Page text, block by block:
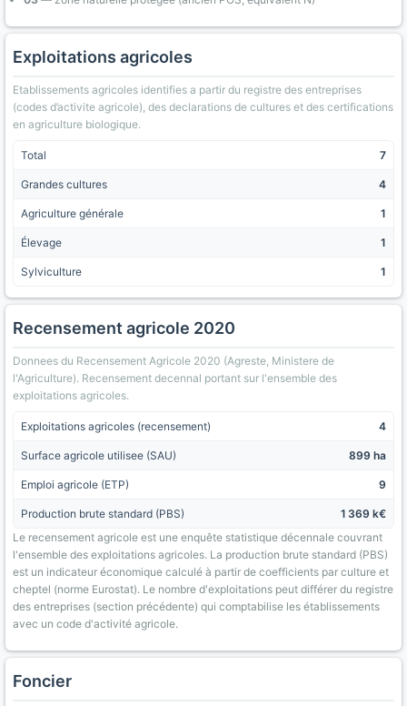
Exploitations agricoles
Etablissements agricoles identifies a partir du registre des entreprises
(codes d’activite agricole), des declarations de cultures et des certifications
en agriculture biologique.
Total 7
Grandes cultures 4
Agriculture générale 1
Élevage 1
Sylviculture 1
Recensement agricole 2020
Donnees du Recensement Agricole 2020 (Agreste, Ministere de
l'Agriculture). Recensement decennal portant sur l'ensemble des
exploitations agricoles.
Exploitations agricoles (recensement) 4
Surface agricole utilisee (SAU) 899 ha
Emploi agricole (ETP) 9
Production brute standard (PBS)
1 369 k€
Le recensement agricole est une enquête statistique décennale couvrant
l'ensemble des exploitations agricoles. La production brute standard (PBS)
est un indicateur économique calculé à partir de coefficients par culture et
cheptel (norme Eurostat). Le nombre d'exploitations peut différer du registre
des entreprises (section précédente) qui comptabilise les établissements
avec un code d'activité agricole.
Foncier